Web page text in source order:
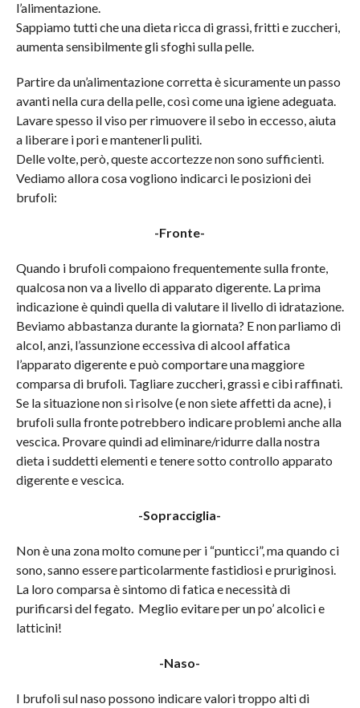
l’alimentazione.
Sappiamo tutti che una dieta ricca di grassi, fritti e zuccheri,
aumenta sensibilmente gli sfoghi sulla pelle.
Partire da un’alimentazione corretta è sicuramente un passo
avanti nella cura della pelle, così come una igiene adeguata.
Lavare spesso il viso per rimuovere il sebo in eccesso, aiuta
a liberare i pori e mantenerli puliti.
Delle volte, però, queste accortezze non sono sufficienti.
Vediamo allora cosa vogliono indicarci le posizioni dei
brufoli:
-Fronte-
Quando i brufoli compaiono frequentemente sulla fronte,
qualcosa non va a livello di apparato digerente. La prima
indicazione è quindi quella di valutare il livello di idratazione.
Beviamo abbastanza durante la giornata? E non parliamo di
alcol, anzi, l’assunzione eccessiva di alcool affatica
l’apparato digerente e può comportare una maggiore
comparsa di brufoli. Tagliare zuccheri, grassi e cibi raffinati.
Se la situazione non si risolve (e non siete affetti da acne), i
brufoli sulla fronte potrebbero indicare problemi anche alla
vescica. Provare quindi ad eliminare/ridurre dalla nostra
dieta i suddetti elementi e tenere sotto controllo apparato
digerente e vescica.
-Sopracciglia-
Non è una zona molto comune per i “punticci”, ma quando ci
sono, sanno essere particolarmente fastidiosi e pruriginosi.
La loro comparsa è sintomo di fatica e necessità di
purificarsi del fegato. Meglio evitare per un po’ alcolici e
latticini!
-Naso-
I brufoli sul naso possono indicare valori troppo alti di